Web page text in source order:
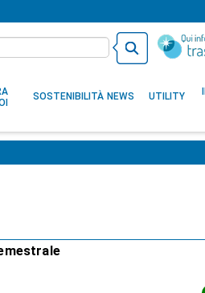
SOSTENIBILITÀ NEWS UTILITY